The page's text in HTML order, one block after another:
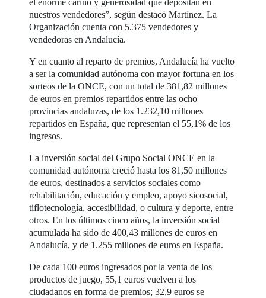
el enorme cariño y generosidad que depositan en
nuestros vendedores”, según destacó Martínez. La
Organización cuenta con 5.375 vendedores y
vendedoras en Andalucía.
Y en cuanto al reparto de premios, Andalucía ha vuelto
a ser la comunidad autónoma con mayor fortuna en los
sorteos de la ONCE, con un total de 381,82 millones
de euros en premios repartidos entre las ocho
provincias andaluzas, de los 1.232,10 millones
repartidos en España, que representan el 55,1% de los
ingresos.
La inversión social del Grupo Social ONCE en la
comunidad autónoma creció hasta los 81,50 millones
de euros, destinados a servicios sociales como
rehabilitación, educación y empleo, apoyo sicosocial,
tiflotecnología, accesibilidad, o cultura y deporte, entre
otros. En los últimos cinco años, la inversión social
acumulada ha sido de 400,43 millones de euros en
Andalucía, y de 1.255 millones de euros en España.
De cada 100 euros ingresados por la venta de los
productos de juego, 55,1 euros vuelven a los
ciudadanos en forma de premios; 32,9 euros se